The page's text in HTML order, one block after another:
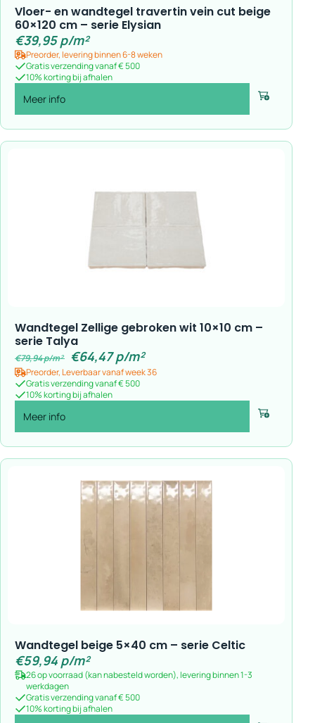
Vloer- en wandtegel travertin vein cut beige
60×120 cm – serie Elysian
€39,95p/m²
Preorder, levering binnen 6-8 weken
Gratis verzending vanaf € 500
10% korting bij afhalen
Meer info Voeg toe
Wandtegel Zellige gebroken wit 10×10 cm –
serie Talya
€79,94p/m² €64,47p/m²
Preorder, Leverbaar vanaf week 36
Gratis verzending vanaf € 500
10% korting bij afhalen
Meer info Voeg toe
Wandtegel beige 5×40 cm – serie Celtic
€59,94 p/m²
26 op voorraad (kan nabesteld worden), levering binnen 1-3
werkdagen
Gratis verzending vanaf € 500
10% korting bij afhalen